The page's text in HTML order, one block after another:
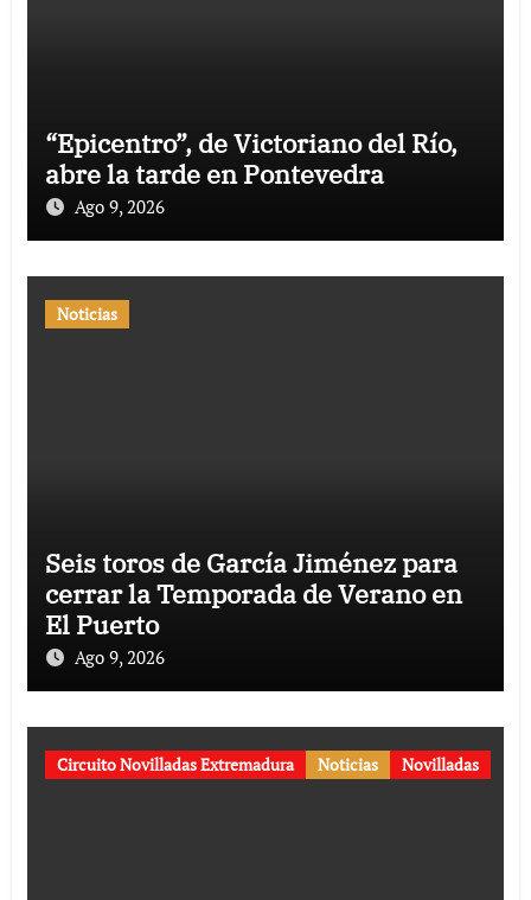
“Epicentro”, de Victoriano del Río,
abre la tarde en Pontevedra
Ago 9, 2026
Noticias
Seis toros de García Jiménez para
cerrar la Temporada de Verano en
El Puerto
Ago 9, 2026
Circuito Novilladas Extremadura Noticias Novilladas